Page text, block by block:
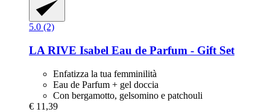
5.0 (2)
LA RIVE Isabel Eau de Parfum -​ Gift Set
Enfatizza la tua femminilità
Eau de Parfum + gel doccia
Con bergamotto, gelsomino e patchouli
€ 11,39